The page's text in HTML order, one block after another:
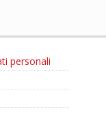
personali